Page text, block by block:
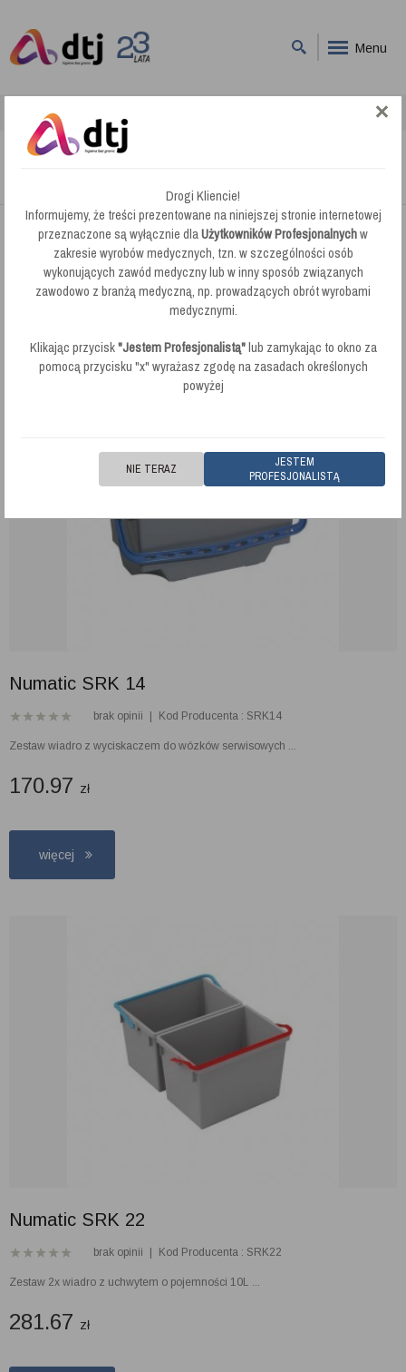
Menu
Firma DTJ oferuje wiele wózków do sprzątania, które wedle
potrzeb mogą Państwo przerabiać tworząc nowe zestawy przez
dodawanie akcesoriów. W skład dodatków do wózka wchodzą
między innymi uchwyty, prasy i wiaderka.
Numatic SRK 14
brak opinii Kod Producenta : SRK14
Zestaw wiadro z wyciskaczem do wózków serwisowych ...
170.97 zł
więcej
Numatic SRK 22
brak opinii Kod Producenta : SRK22
Zestaw 2x wiadro z uchwytem o pojemności 10L ...
281.67 zł
Drogi Kliencie!
Informujemy, że treści prezentowane na niniejszej stronie internetowej
przeznaczone są wyłącznie dlaUżytkowników Profesjonalnychw
zakresie wyrobów medycznych, tzn. w szczególności osób
wykonujących zawód medyczny lub w inny sposób związanych
zawodowo z branżą medyczną, np. prowadzących obrót wyrobami
medycznymi.
Klikając przycisk"Jestem Profesjonalistą"lub zamykając to okno za
pomocą przycisku "x" wyrażasz zgodę na zasadach określonych
powyżej
JESTEM
PROFESJONALISTĄ
NIE TERAZ